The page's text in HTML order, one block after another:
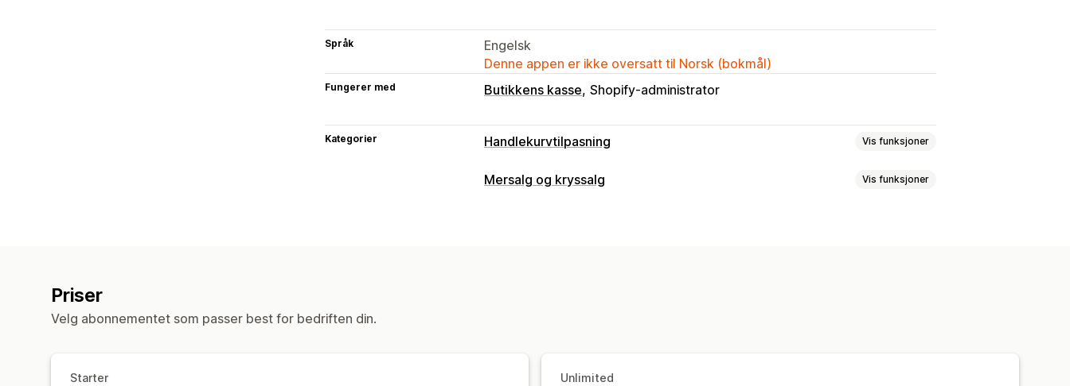
Språk
Engelsk
Denne appen er ikke oversatt til Norsk (bokmål)
Fungerer med Butikkens kasse Shopify-administrator
Kategorier Handlekurvtilpasning Vis funksjoner
Handlekurv-visning
Mersalg og kryssalg Vis funksjoner
Priser
Velg abonnementet som passer best for bedriften din.
Starter Unlimited